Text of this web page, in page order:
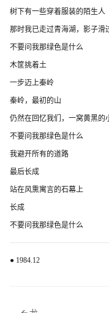
树下有一些穿着服装的陌生人
那时我已走过青海湖，影子滑
不要问我那绿色是什么
木筐挑着土
一步迈上秦岭
秦岭，最初的山
仍然在回忆我们，一窝黄黑
不要问我那绿色是什么
我避开所有的道路
最后长成
站在风熏寓言的石幕上
长成
不要问我那绿色是什么
● 1984.12